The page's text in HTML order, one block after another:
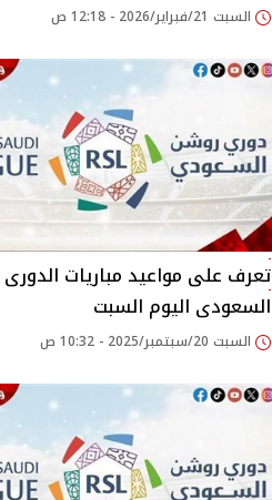
السبت 21/فبراير/2026 - 12:18 ص
تعرف على مواعيد مباريات الدورى
السعودى اليوم السبت
السبت 20/سبتمبر/2025 - 10:32 ص